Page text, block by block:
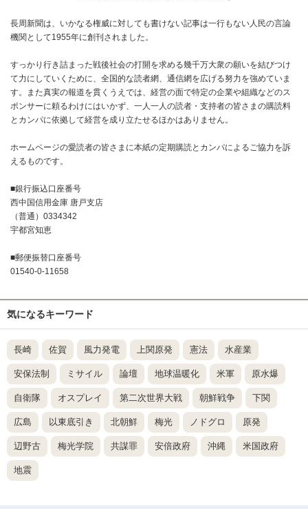
長周新聞は、いかなる権威に対しても書けない記事は一行もない人民の言論
機関として1955年に創刊されました。
すっかり行き詰まった戦後社会の打開を求める幾千万大衆の願いを結びつけ
て力にしていくために、全国的な読者網、通信網を広げる努力を強めていま
す。また真実の報道を貫くうえでは、経営の面で特定の企業や組織などのス
ポンサーに頼るわけにはいかず、一人一人の読者・支持者の皆さまの購読料
とカンパに依拠して経営を成り立たせるほかはありません。
ホームページの愛読者の皆さまに本紙の定期購読とカンパによるご協力を訴
えるものです。
■銀行振込口座番号
西中国信用金庫 唐戸支店
（普通）0334342
宇都宮知恵
■郵便振替口座番号
01540-0-11658
気になるキーワード
長崎 佐賀 風力発電 上関原発 憲法 水産業
安保法制 ミサイル 論壇 地球温暖化 米軍 原水爆
自衛隊 オスプレイ 第二次世界大戦 朝鮮戦争 下関
広島 以東底引き 北朝鮮 梅光 ノドグロ 原発
辺野古 梅光学院 共謀罪 安倍政府 沖縄 米国政府
地震